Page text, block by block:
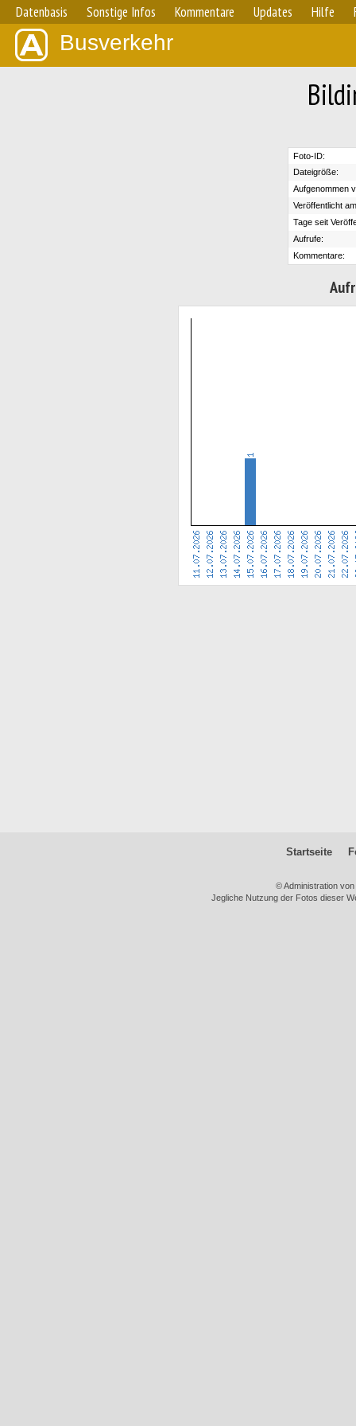
Datenbasis Sonstige Infos Kommentare Updates Hilfe
Busverkehr
Foto-ID:
Dateigröße:
Aufgenommen
Veröffentlicht
Tage seit
Aufrufe:
Kommentare:
Startseite
© Administration
Jegliche Nutzung der Fotos dieser